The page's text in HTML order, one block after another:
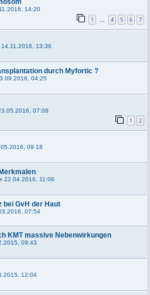
14:20
1 4 5 6 7
14.11.2016, 13:36
durch Myfortic ?
04:25
07:08
1 2
09:18
22.04.2016, 11:06
bei GvH der Haut
07:54
KMT massive Nebenwirkungen
09:43
12:04